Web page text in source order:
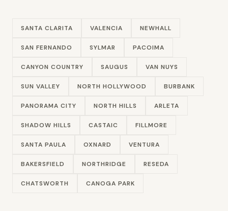
SANTA CLARITA VALENCIA NEWHALL
SAN FERNANDO SYLMAR PACOIMA
CANYON COUNTRY SAUGUS VAN NUYS
SUN VALLEY NORTH HOLLYWOOD BURBANK
PANORAMA CITY NORTH HILLS ARLETA
SHADOW HILLS CASTAIC FILLMORE
SANTA PAULA OXNARD VENTURA
BAKERSFIELD NORTHRIDGE RESEDA
CHATSWORTH CANOGA PARK